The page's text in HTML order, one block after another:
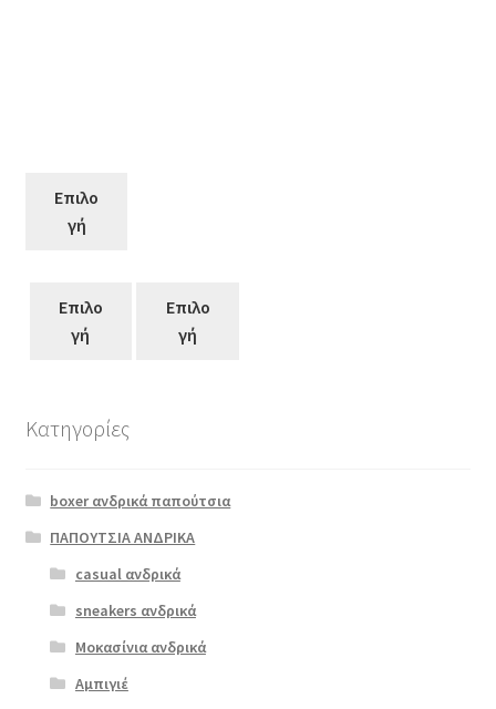
Επιλο
γή
Επιλο
γή
Επιλο
γή
commancher
o 5481
μπορντώ
ΠΡΟΣΦΟΡΆ!
προϊόν
έχει
πολλαπλές
επιλογές
μπορούν
Κατηγορίες
boxer ανδρικά παπούτσια
ΠΑΠΟΥΤΣΙΑ ΑΝΔΡΙΚΑ
casual ανδρικά
sneakers ανδρικά
Μοκασίνια ανδρικά
Αμπιγιέ